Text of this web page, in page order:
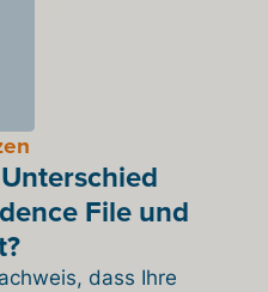
File und
dass Ihre